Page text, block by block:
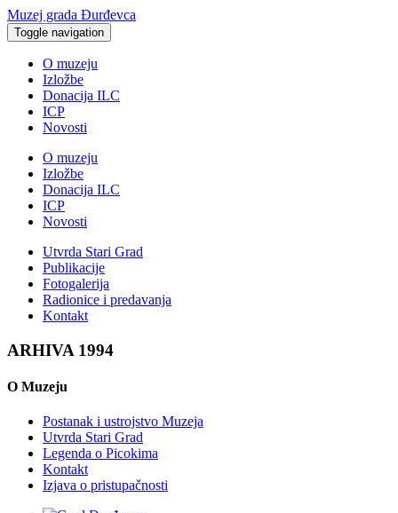
Muzej grada Đurđevca
Toggle navigation
O muzeju
Izložbe
Donacija ILC
ICP
Novosti
O muzeju
Izložbe
Donacija ILC
ICP
Novosti
Utvrda Stari Grad
Publikacije
Fotogalerija
Radionice i predavanja
Kontakt
ARHIVA 1994
O Muzeju
Postanak i ustrojstvo Muzeja
Utvrda Stari Grad
Legenda o Picokima
Kontakt
Izjava o pristupačnosti